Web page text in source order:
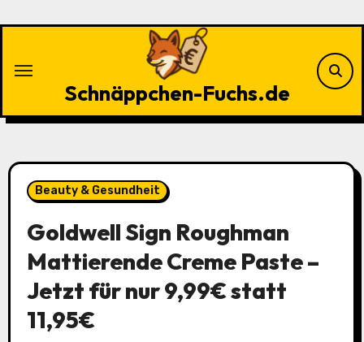
Schnäppchen-Fuchs.de
Beauty & Gesundheit
Goldwell Sign Roughman
Mattierende Creme Paste –
Jetzt für nur 9,99€ statt
11,95€